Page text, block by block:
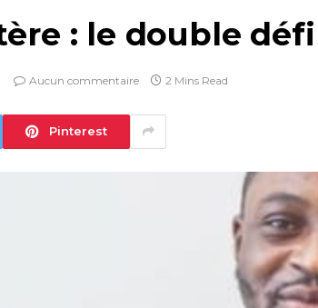
: le double
Aucun commentaire 2 Mins Read
Pinterest